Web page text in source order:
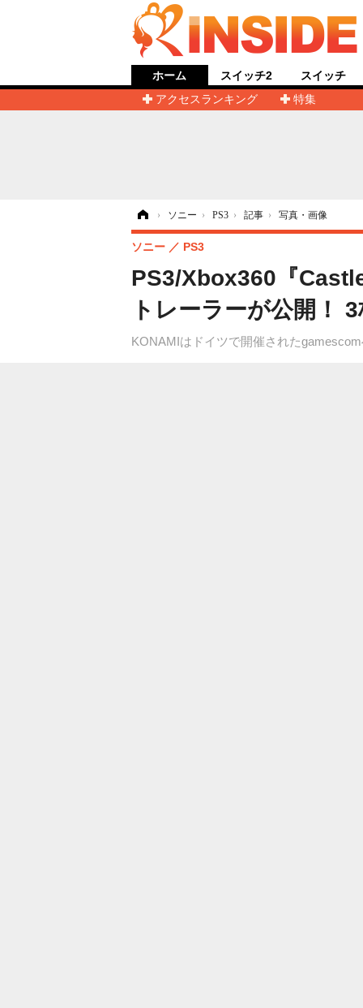
ホーム
アクセスランキング
特集
スイッチ2 スイッチ
› ソニー › PS3 › 記事 › 写真・画像
PS3/Xbox360『
トレーラーが公開！
KONAMIはドイツで開催された
ソニー PS3